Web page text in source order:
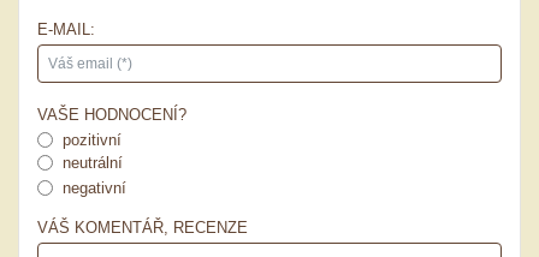
E-MAIL:
VAŠE HODNOCENÍ?
pozitivní
neutrální
negativní
VÁŠ KOMENTÁŘ, RECENZE